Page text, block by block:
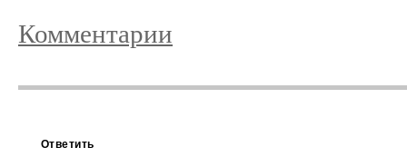
Комментарии
Ответить